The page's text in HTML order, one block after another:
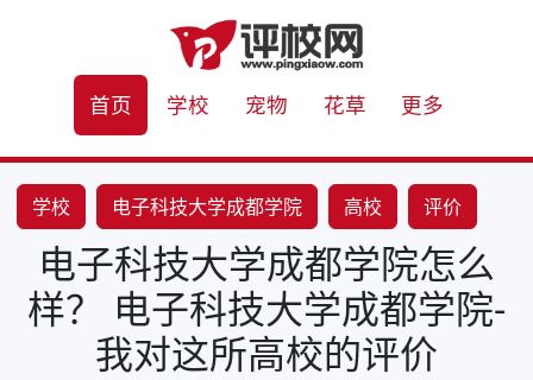
首页 学校 宠物 花草 更多
学校 电子科技大学成都学院 高校 评价
电子科技大学成都学院怎么
样？ 电子科技大学成都学院-
我对这所高校的评价